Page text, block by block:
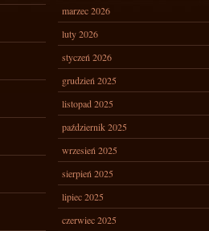
marzec 2026
luty 2026
styczeń 2026
grudzień 2025
listopad 2025
październik 2025
wrzesień 2025
sierpień 2025
lipiec 2025
czerwiec 2025